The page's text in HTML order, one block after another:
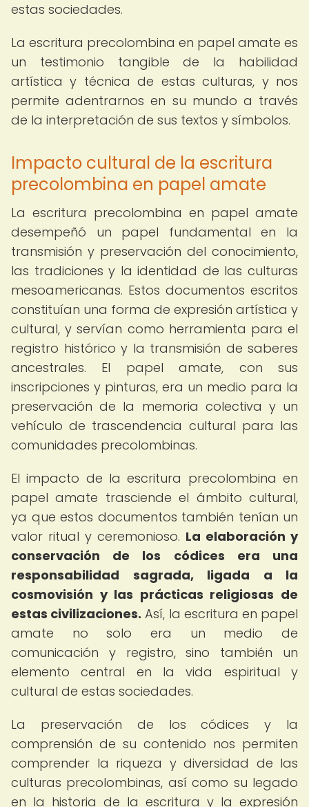
estas sociedades.
La escritura precolombina en papel amate es
un testimonio tangible de la habilidad
artística y técnica de estas culturas, y nos
permite adentrarnos en su mundo a través
de la interpretación de sus textos y símbolos.
Impacto cultural de la escritura
precolombina en papel amate
La escritura precolombina en papel amate
desempeñó un papel fundamental en la
transmisión y preservación del conocimiento,
las tradiciones y la identidad de las culturas
mesoamericanas. Estos documentos escritos
constituían una forma de expresión artística y
cultural, y servían como herramienta para el
registro histórico y la transmisión de saberes
ancestrales. El papel amate, con sus
inscripciones y pinturas, era un medio para la
preservación de la memoria colectiva y un
vehículo de trascendencia cultural para las
comunidades precolombinas.
El impacto de la escritura precolombina en
papel amate trasciende el ámbito cultural,
ya que estos documentos también tenían un
valor ritual y ceremonioso. La elaboración y
conservación de los códices era una
responsabilidad sagrada, ligada a la
cosmovisión y las prácticas religiosas de
estas civilizaciones. Así, la escritura en papel
amate no solo era un medio de
comunicación y registro, sino también un
elemento central en la vida espiritual y
cultural de estas sociedades.
La preservación de los códices y la
comprensión de su contenido nos permiten
comprender la riqueza y diversidad de las
culturas precolombinas, así como su legado
en la historia de la escritura y la expresión